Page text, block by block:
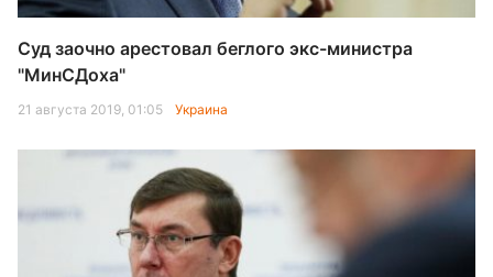
Суд заочно арестовал беглого экс-министра
"МинСДоха"
21 августа 2019, 01:05 Украина